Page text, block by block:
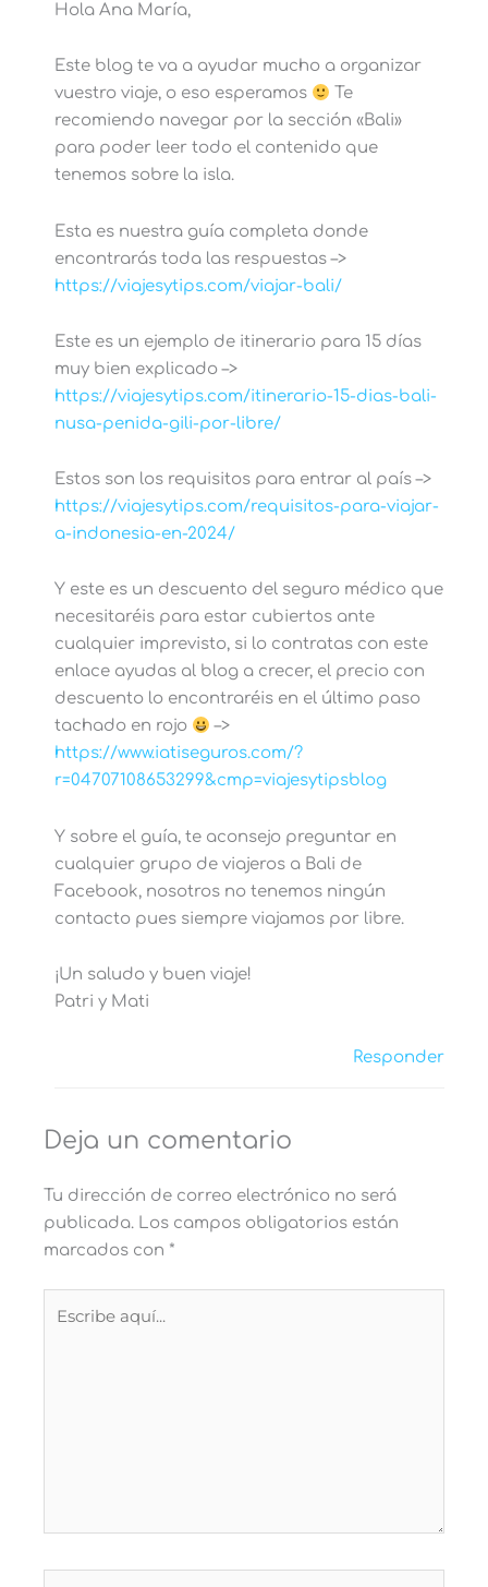
Hola Ana María,
Este blog te va a ayudar mucho a organizar
vuestro viaje, o eso esperamos
Te
recomiendo navegar por la sección «Bali»
para poder leer todo el contenido que
tenemos sobre la isla.
Esta es nuestra guía completa donde
encontrarás toda las respuestas –>
https://viajesytips.com/viajar-bali/
Este es un ejemplo de itinerario para 15 días
muy bien explicado –>
https://viajesytips.com/itinerario-15-dias-bali-
nusa-penida-gili-por-libre/
Estos son los requisitos para entrar al país –>
https://viajesytips.com/requisitos-para-viajar-
a-indonesia-en-2024/
Y este es un descuento del seguro médico que
necesitaréis para estar cubiertos ante
cualquier imprevisto, si lo contratas con este
enlace ayudas al blog a crecer, el precio con
descuento lo encontraréis en el último paso
tachado en rojo
–>
https://www.iatiseguros.com/?
r=04707108653299&cmp=viajesytipsblog
Y sobre el guía, te aconsejo preguntar en
cualquier grupo de viajeros a Bali de
Facebook, nosotros no tenemos ningún
contacto pues siempre viajamos por libre.
¡Un saludo y buen viaje!
Patri y Mati
Responder
Deja un comentario
Tu dirección de correo electrónico no será
publicada. Los campos obligatorios están
marcados con *